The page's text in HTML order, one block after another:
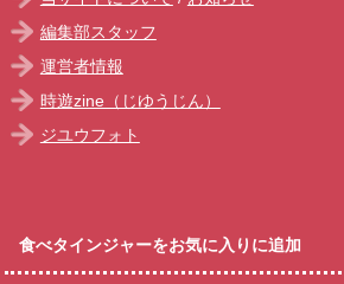
編集部スタッフ
運営者情報
時遊zine（じゆうじん）
ジユウフォト
食べタインジャーをお気に入りに追加